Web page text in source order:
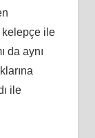
kelepçe ile
da aynı
ile